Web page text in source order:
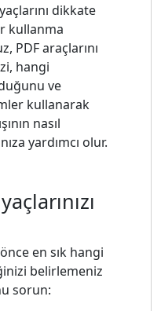
dikkate
kullanma
PDF araçlarını
hangi
ve
kullanarak
nasıl
yardımcı olur.
en sık hangi
belirlemeniz
sorun: